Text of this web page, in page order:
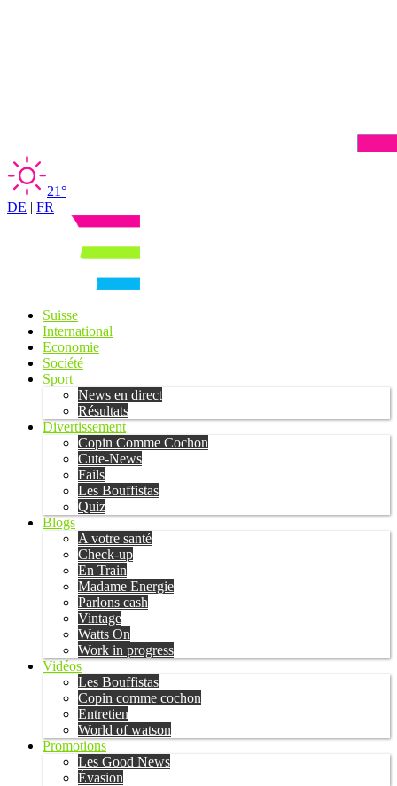
21°
DE | FR
Suisse
International
Economie
Société
Sport
News en direct
Résultats
Divertissement
Copin Comme Cochon
Cute-News
Fails
Les Bouffistas
Quiz
Blogs
A votre santé
Check-up
En Train
Madame Energie
Parlons cash
Vintage
Watts On
Work in progress
Vidéos
Les Bouffistas
Copin comme cochon
Entretien
World of watson
Promotions
Les Good News
Évasion